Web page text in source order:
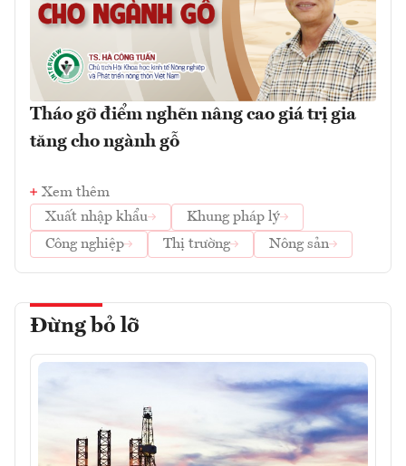
Tháo gỡ điểm nghẽn nâng cao giá trị gia
tăng cho ngành gỗ
Xem thêm
Xuất nhập khẩu
Khung pháp lý
Công nghiệp
Thị trường Nông sản
Đừng bỏ lỡ